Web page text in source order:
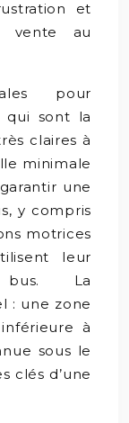
et
vente au
pour
qui sont la
claires à
minimale
une
y compris
motrices
leur
La
: une zone
à
sous le
clés d’une